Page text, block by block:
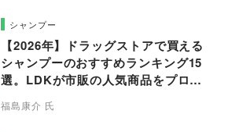
シャンプー
【2026年】ドラッグストアで買える
シャンプーのおすすめランキング15
選。LDKが市販の人気商品をプロと
福島康介 氏